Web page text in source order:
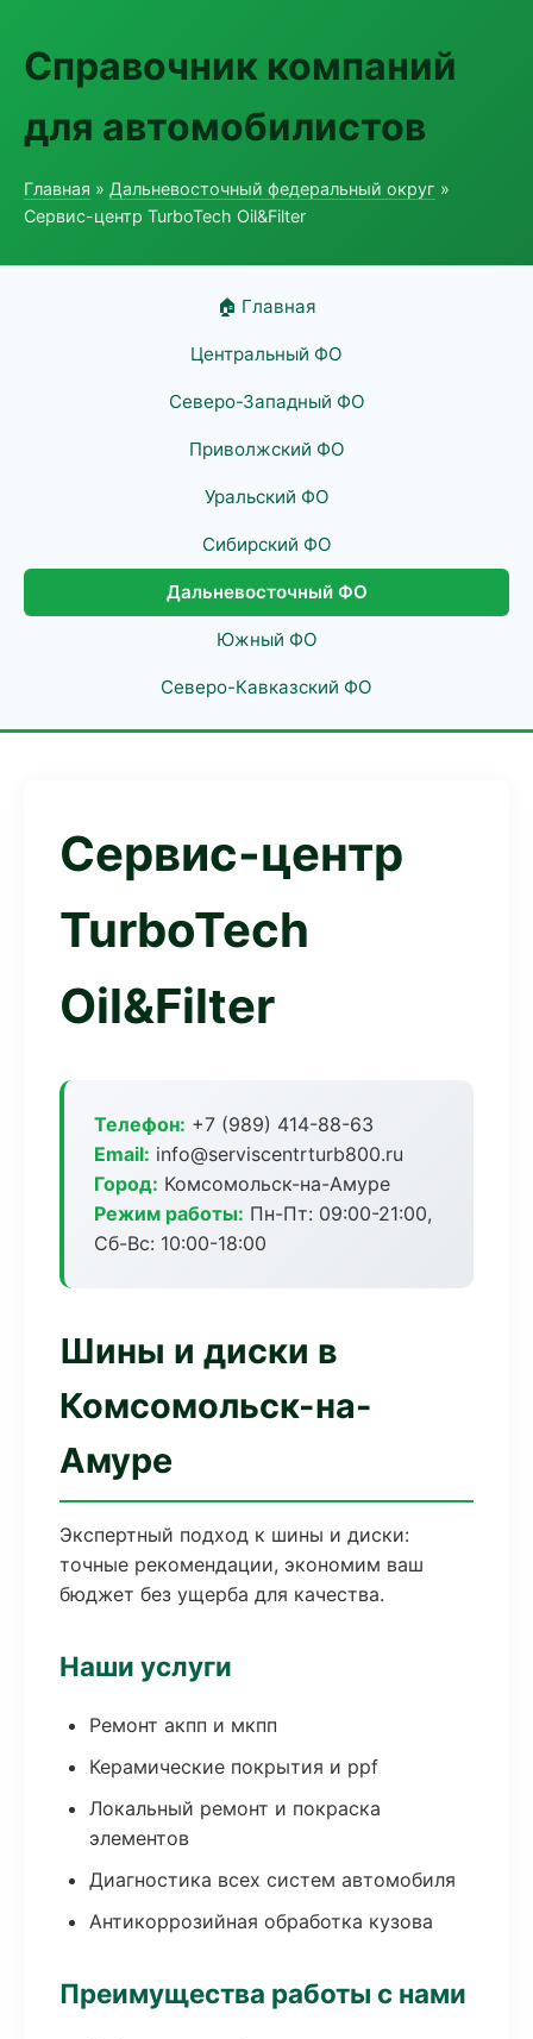
Справочник компаний
для автомобилистов
Главная » Дальневосточный федеральный округ »
Сервис-центр TurboTech Oil&Filter
🏠 Главная
Центральный ФО
Северо-Западный ФО
Приволжский ФО
Уральский ФО
Сибирский ФО
Дальневосточный ФО
Южный ФО
Северо-Кавказский ФО
Сервис-центр
TurboTech
Oil&Filter
Телефон: +7 (989) 414-88-63
Email: info@serviscentrturb800.ru
Город: Комсомольск-на-Амуре
Режим работы: Пн-Пт: 09:00-21:00,
Сб-Вс: 10:00-18:00
Шины и диски в
Комсомольск-на-
Амуре
Экспертный подход к шины и диски:
точные рекомендации, экономим ваш
бюджет без ущерба для качества.
Наши услуги
Ремонт акпп и мкпп
Керамические покрытия и ppf
Локальный ремонт и покраска
элементов
Диагностика всех систем автомобиля
Антикоррозийная обработка кузова
Преимущества работы с нами